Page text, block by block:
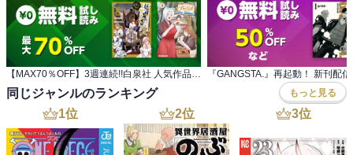
【MAX70％OFF】3週連続!!白泉社 人気作品 夏の特大割引フェア 第3弾 『GANGSTA.』再起動！ 新刊配
同じジャンルのランキング もっと見る
1位 2位 3位